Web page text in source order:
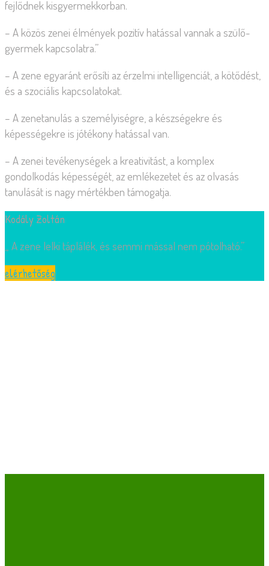
fejlődnek kisgyermekkorban.
– A közös zenei élmények pozitív hatással vannak a szülő-
gyermek kapcsolatra.”
– A zene egyaránt erősíti az érzelmi intelligenciát, a kötődést,
és a szociális kapcsolatokat.
– A zenetanulás a személyiségre, a készségekre és
képességekre is jótékony hatással van.
– A zenei tevékenységek a kreativitást, a komplex
gondolkodás képességét, az emlékezetet és az olvasás
tanulását is nagy mértékben támogatja.
Kodály Zoltán
„ A zene lelki táplálék, és semmi mással nem pótolható.”
elérhetőség